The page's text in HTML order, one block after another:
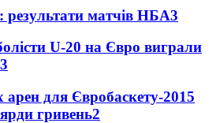
результати матчів НБА3
U-20 на Євро виграли
3
арен для Євробаскету-2015
гривень2